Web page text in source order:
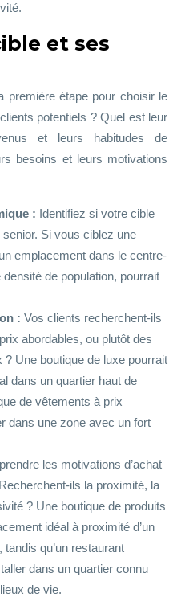
et ses
première étape pour choisir le
potentiels ? Quel est leur
et leurs habitudes de
besoins et leurs motivations
: Identifiez si votre cible
Si vous ciblez une
emplacement dans le centre-
de population, pourrait
: Vos clients recherchent-ils
abordables, ou plutôt des
Une boutique de luxe pourrait
dans un quartier haut de
de vêtements à prix
dans une zone avec un fort
les motivations d’achat
ils la proximité, la
? Une boutique de produits
idéal à proximité d’un
tandis qu’un restaurant
dans un quartier connu
de vie.